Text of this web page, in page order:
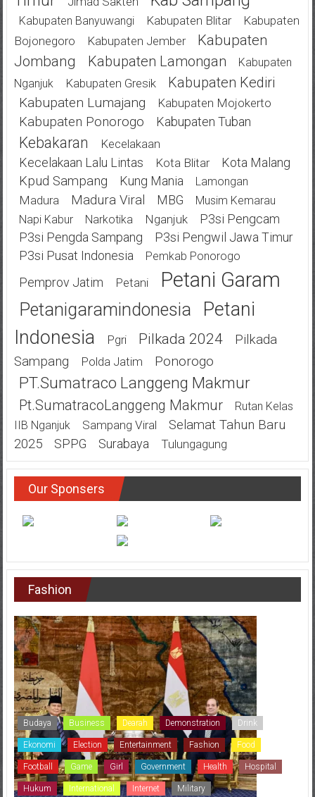
Kabupaten Banyuwangi Kabupaten Blitar
Kabupaten
Bojonegoro
Kabupaten Jember
Kabupaten
Jombang
Kabupaten Lamongan
Kabupaten
Nganjuk
Kabupaten Gresik Kabupaten Kediri
Kabupaten Lumajang Kabupaten Mojokerto
Kabupaten Ponorogo Kabupaten Tuban
Kebakaran Kecelakaan
Kecelakaan Lalu Lintas Kota Blitar Kota Malang
Kpud Sampang Kung Mania Lamongan
Madura Madura Viral MBG
Musim Kemarau
Napi Kabur
Narkotika Nganjuk
P3si Pengcam
P3si Pengda Sampang
P3si Pengwil Jawa Timur
P3si Pusat Indonesia
Pemkab Ponorogo
Pemprov Jatim Petani Petani Garam
Petanigaramindonesia
Petani
Indonesia
Pgri Pilkada 2024
Pilkada
Sampang
Polda Jatim Ponorogo
PT.Sumatraco Langgeng Makmur
Pt.SumatracoLanggeng Makmur
Rutan Kelas
IIB Nganjuk
Sampang Viral
Selamat Tahun Baru
2025
SPPG Surabaya Tulungagung
Our Sponsers
Fashion
Budaya Business Dearah Demonstration Drink
Ekonomi Election Entertainment Fashion Food
Football Game Girl Government Health Hospital
Hukum International Internet Military